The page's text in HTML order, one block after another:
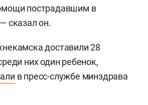
пострадавшим в
сказал он.
доставили 28
них один ребенок,
в пресс-службе минздрава